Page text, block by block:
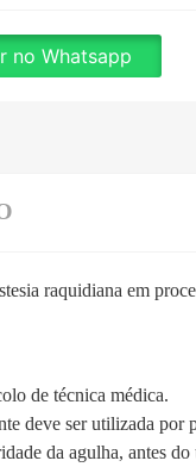
no Whatsapp
raquidiana em
de técnica médica.
deve ser utilizada por
da agulha, antes do